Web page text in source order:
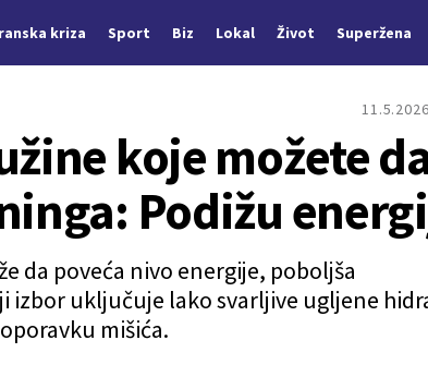
kriza Sport Biz Lokal Život Superžena
koje možete
Podižu
da poveća nivo energije, poboljša
izbor uključuje lako svarljive ugljene
mišića.